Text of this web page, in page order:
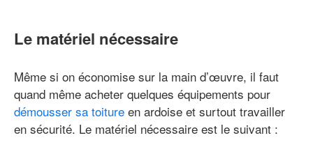
Le matériel nécessaire
Même si on économise sur la main d’œuvre, il faut
quand même acheter quelques équipements pour
démousser sa toiture en ardoise et surtout travailler
en sécurité. Le matériel nécessaire est le suivant :